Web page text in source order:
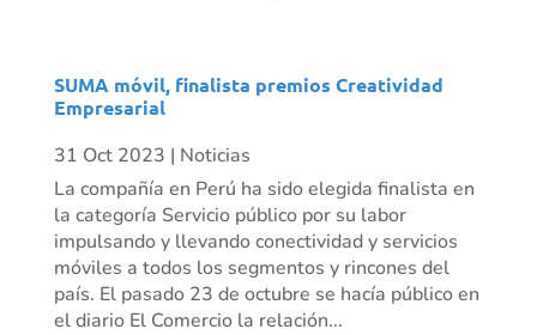
SUMA móvil, finalista premios Creatividad
Empresarial
31 Oct 2023 | Noticias
La compañía en Perú ha sido elegida finalista en
la categoría Servicio público por su labor
impulsando y llevando conectividad y servicios
móviles a todos los segmentos y rincones del
país. El pasado 23 de octubre se hacía público en
el diario El Comercio la relación...